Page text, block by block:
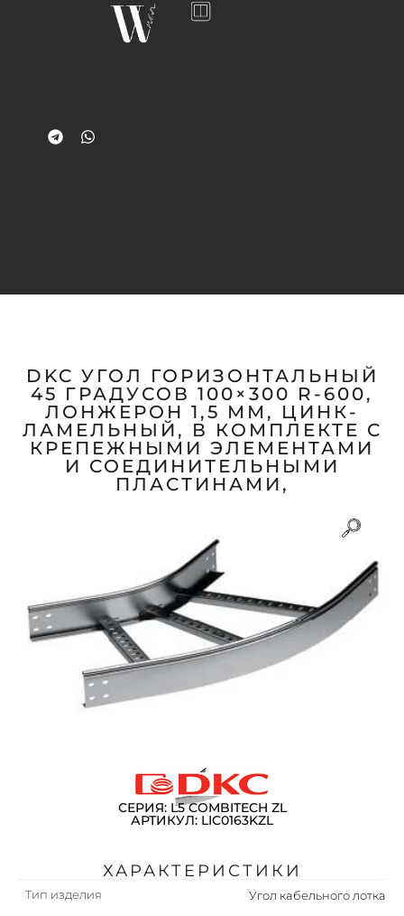
DKC УГОЛ ГОРИЗОНТАЛЬНЫЙ
45 ГРАДУСОВ 100×300 R-600,
ЛОНЖЕРОН 1,5 ММ, ЦИНК-
ЛАМЕЛЬНЫЙ, В КОМПЛЕКТЕ С
КРЕПЕЖНЫМИ ЭЛЕМЕНТАМИ
И СОЕДИНИТЕЛЬНЫМИ
ПЛАСТИНАМИ,
СЕРИЯ: L5 COMBITECH ZL
АРТИКУЛ: LIC0163KZL
ХАРАКТЕРИСТИКИ
Тип изделия Угол кабельного лотка